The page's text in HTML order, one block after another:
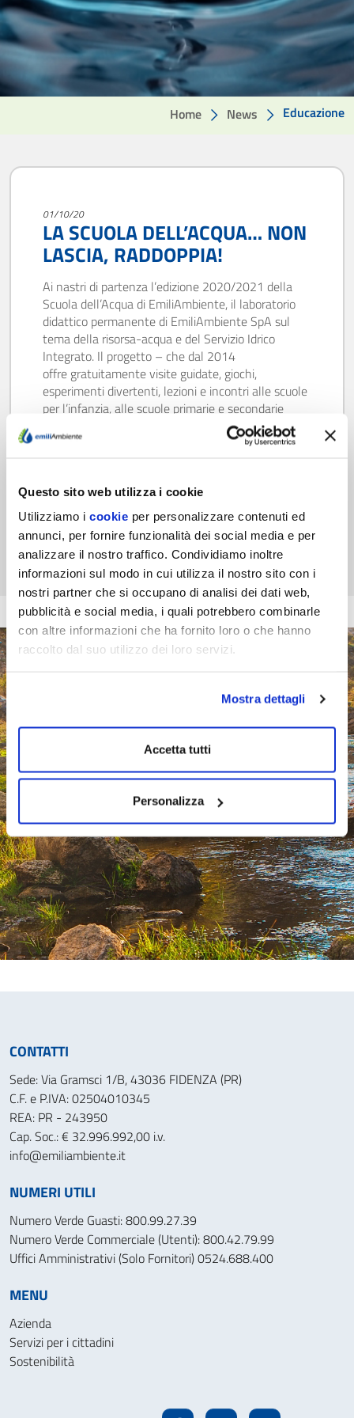
Questo sito web utilizza i cookie
Utilizziamo i cookie per personalizzare contenuti ed
annunci, per fornire funzionalità dei social media e per
analizzare il nostro traffico. Condividiamo inoltre
informazioni sul modo in cui utilizza il nostro sito con i
nostri partner che si occupano di analisi dei dati web,
pubblicità e social media, i quali potrebbero combinarle
con altre informazioni che ha fornito loro o che hanno
raccolto dal suo utilizzo dei loro servizi.
Mostra dettagli
Accetta tutti
Personalizza
Home News Educazione
01/10/20
LA SCUOLA DELL’ACQUA… NON
LASCIA, RADDOPPIA!
Ai nastri di partenza l’edizione 2020/2021 della
Scuola dell’Acqua di EmiliAmbiente, il laboratorio
didattico permanente di EmiliAmbiente SpA sul
tema della risorsa-acqua e del Servizio Idrico
Integrato. Il progetto – che dal 2014
offre gratuitamente visite guidate, giochi,
esperimenti divertenti, lezioni e incontri alle scuole
per l’infanzia, alle scuole primarie e secondarie
(primo e secondo grado) del territorio –…
CONTATTI
Sede: Via Gramsci 1/B, 43036 FIDENZA (PR)
C.F. e P.IVA: 02504010345
REA: PR - 243950
Cap. Soc.: € 32.996.992,00 i.v.
info@emiliambiente.it
NUMERI UTILI
Numero Verde Guasti: 800.99.27.39
Numero Verde Commerciale (Utenti): 800.42.79.99
Uffici Amministrativi (Solo Fornitori) 0524.688.400
MENU
Azienda
Servizi per i cittadini
Sostenibilità